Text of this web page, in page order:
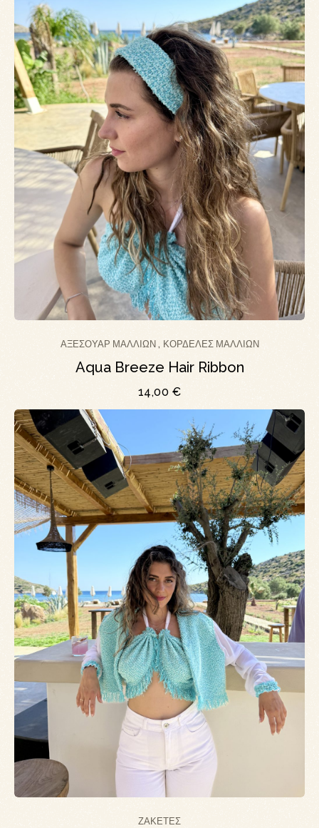
ΑΞΕΣΟΥΆΡ ΜΑΛΛΙΏΝ, ΚΟΡΔΈΛΕΣ ΜΑΛΛΙΏΝ
Aqua Breeze Hair Ribbon
14,00 €
ΖΑΚΈΤΕΣ